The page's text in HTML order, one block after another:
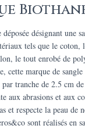
désignant une
tels que le
le tout enrobé de
cette marque de
tranche de 2.5 cm
aux abrasions et aux
et respecte la peau de
sont réalisés en